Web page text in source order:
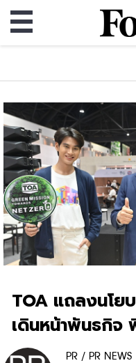
TOA แถลงนโยบ
เดินหน้าพันธกิ
PR / PR NEWS